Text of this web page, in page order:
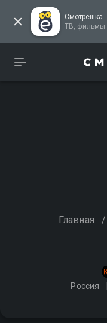
Смотрёшка
Главная /
Россия